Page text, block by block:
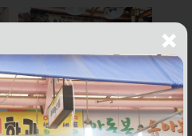
윤하네건어물